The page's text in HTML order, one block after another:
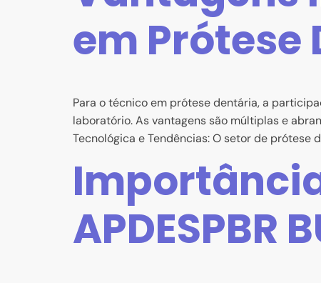
em Prótese
Para o técnico em prótese dentária, a
laboratório. As vantagens são múltiplas e
Tecnológica e Tendências: O setor de prótese
APDESPBR